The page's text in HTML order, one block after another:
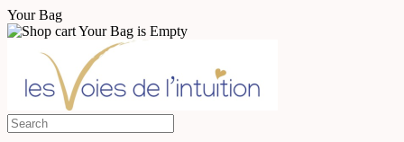
Your Bag
Your Bag is Empty